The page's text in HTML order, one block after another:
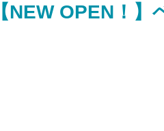
【NEW OPEN！